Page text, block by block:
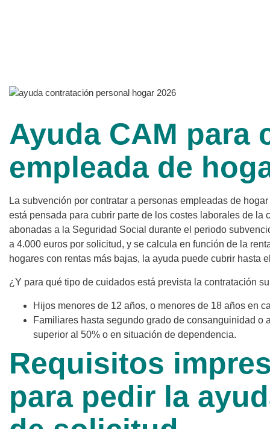
Ayuda CAM para
empleada de
La subvención por contratar a personas empleadas de
está pensada para cubrir parte de los costes laborales de la
abonadas a la Seguridad Social durante el periodo
a 4.000 euros por solicitud, y se calcula en función de la
hogares con rentas más bajas, la ayuda puede cubrir hasta
¿Y para qué tipo de cuidados está prevista la contratación
Hijos menores de 12 años, o menores de 18 años en
Familiares hasta segundo grado de consanguinidad o
superior al 50% o en situación de dependencia.
Requisitos
para pedir la